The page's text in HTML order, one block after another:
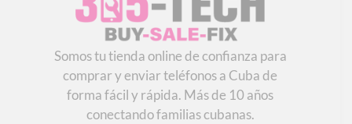
Somos tu tienda online de confianza para
comprar y enviar teléfonos a Cuba de
forma fácil y rápida. Más de 10 años
conectando familias cubanas.